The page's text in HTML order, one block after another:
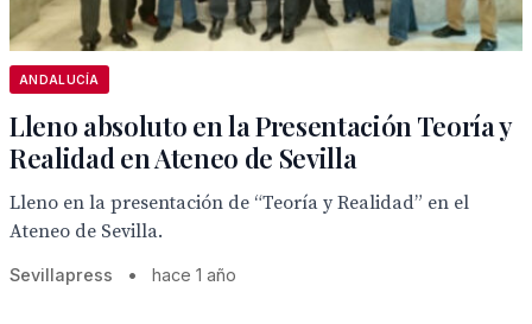
ANDALUCÍA
Lleno absoluto en la Presentación Teoría y
Realidad en Ateneo de Sevilla
Lleno en la presentación de “Teoría y Realidad” en el
Ateneo de Sevilla.
Sevillapress • hace 1 año